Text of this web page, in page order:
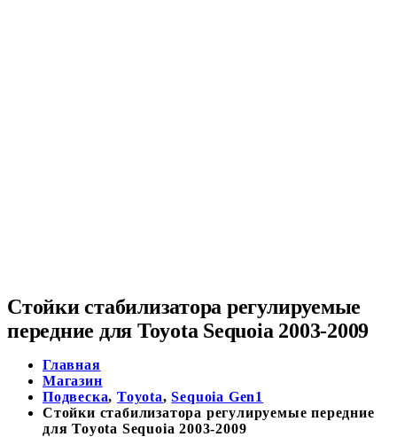
Стойки стабилизатора регулируемые
передние для Toyota Sequoia 2003-2009
Главная
Магазин
Подвеска,Toyota,Sequoia Gen1
Стойки стабилизатора регулируемые передние
для Toyota Sequoia 2003-2009